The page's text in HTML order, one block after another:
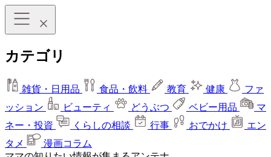
カテゴリ
雑貨・日用品 食品・飲料 教育 健康
ファ
ッション
ビューティ どうぶつ ベビー用品
マ
ネー・投資
くらしの相談 行事 おでかけ
エン
タメ
漫画コラム